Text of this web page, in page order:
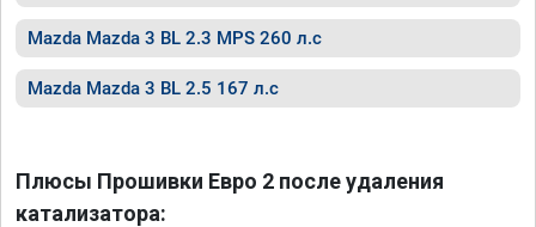
Mazda Mazda 3 BL 2.3 MPS 260 л.с
Mazda Mazda 3 BL 2.5 167 л.с
Плюсы Прошивки Евро 2 после удаления
катализатора: